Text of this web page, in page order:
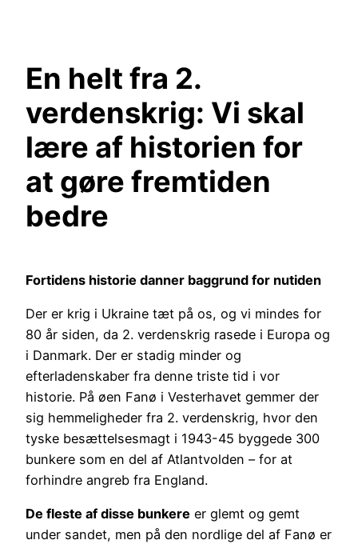
En helt fra 2.
verdenskrig: Vi skal
lære af historien for
at gøre fremtiden
bedre
Fortidens historie danner baggrund for nutiden
Der er krig i Ukraine tæt på os, og vi mindes for
80 år siden, da 2. verdenskrig rasede i Europa og
i Danmark. Der er stadig minder og
efterladenskaber fra denne triste tid i vor
historie. På øen Fanø i Vesterhavet gemmer der
sig hemmeligheder fra 2. verdenskrig, hvor den
tyske besættelsesmagt i 1943-45 byggede 300
bunkere som en del af Atlantvolden – for at
forhindre angreb fra England.
De fleste af disse bunkere er glemt og gemt
under sandet, men på den nordlige del af Fanø er